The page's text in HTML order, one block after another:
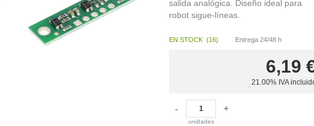
salida analógica. Diseño ideal para
robot sigue-líneas.
EN STOCK(16) Entrega 24/48 h
6,19
21.00% IVA
-
unidades
+